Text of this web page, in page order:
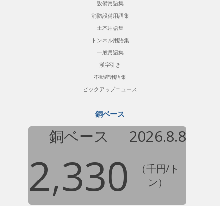
設備用語集
消防設備用語集
土木用語集
トンネル用語集
一般用語集
漢字引き
不動産用語集
ピックアップニュース
銅ベース
銅ベース 2026.8.8
2,330
（千円/ト
ン）